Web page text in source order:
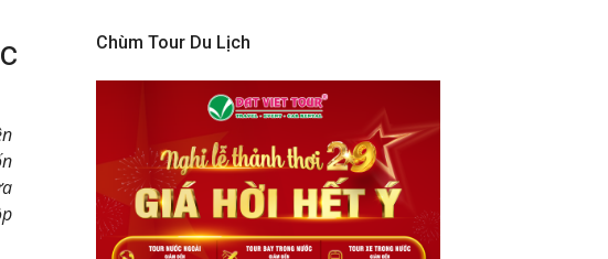
Chùm Tour Du Lịch